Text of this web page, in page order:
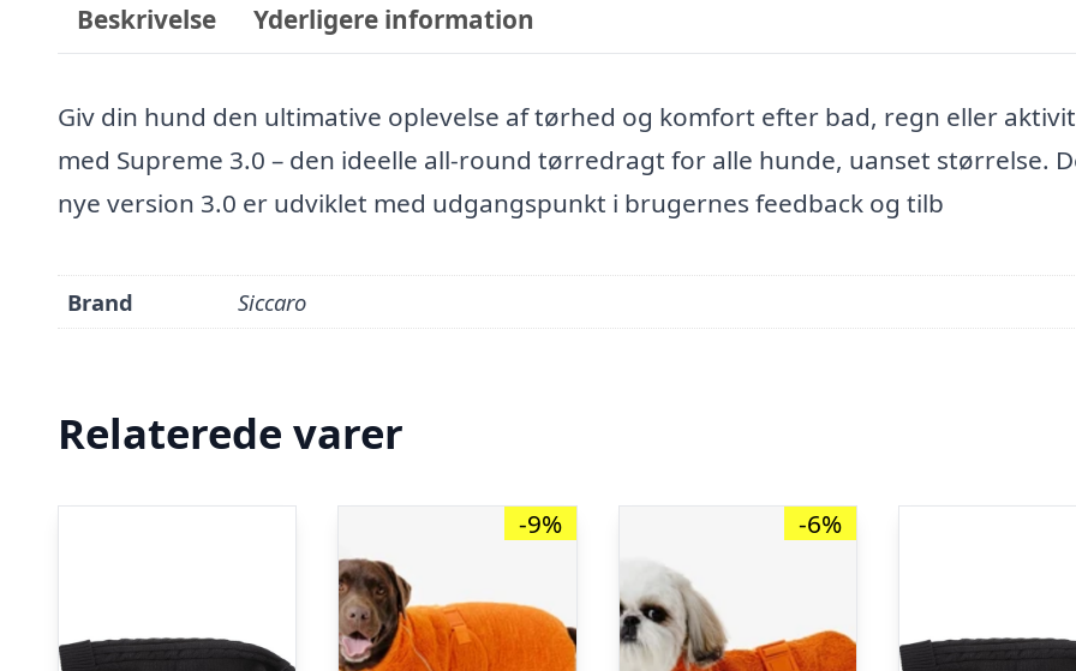
Beskrivelse Yderligere information
Giv din hund den ultimative oplevelse af tørhed og komfort efter bad, regn eller
med Supreme 3.0 – den ideelle all-round tørredragt for alle hunde, uanset størrelse.
nye version 3.0 er udviklet med udgangspunkt i brugernes feedback og tilb
Brand Siccaro
Relaterede varer
-9% -6%